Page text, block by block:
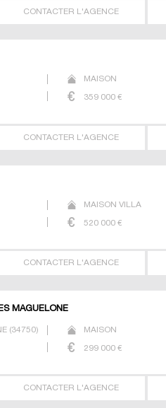
CONTACTER L'AGENCE
MAISON
359 000 €
CONTACTER L'AGENCE
MAISON VILLA
520 000 €
CONTACTER L'AGENCE
MAGUELONE
(34750) MAISON
299 000 €
CONTACTER L'AGENCE